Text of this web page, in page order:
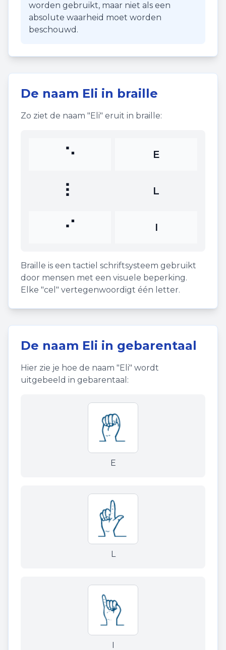
worden gebruikt, maar niet als een
absolute waarheid moet worden
beschouwd.
De naam Eli in braille
Zo ziet de naam "Eli" eruit in braille:
⠑ E
⠇ L
⠊ I
Braille is een tactiel schriftsysteem gebruikt
door mensen met een visuele beperking.
Elke "cel" vertegenwoordigt één letter.
De naam Eli in gebarentaal
Hier zie je hoe de naam "Eli" wordt
uitgebeeld in gebarentaal:
E
L
I